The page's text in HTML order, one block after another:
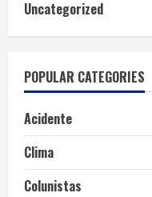
Uncategorized
POPULAR CATEGORIES
Acidente
Clima
Colunistas